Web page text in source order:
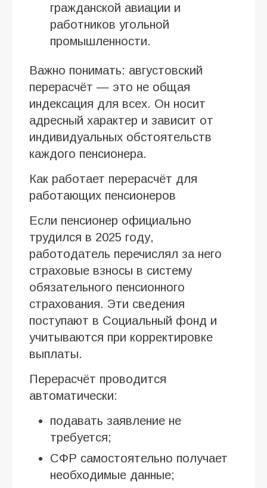
гражданской авиации и
работников угольной
промышленности.
Важно понимать: августовский
перерасчёт — это не общая
индексация для всех. Он носит
адресный характер и зависит от
индивидуальных обстоятельств
каждого пенсионера.
Как работает перерасчёт для
работающих пенсионеров
Если пенсионер официально
трудился в 2025 году,
работодатель перечислял за него
страховые взносы в систему
обязательного пенсионного
страхования. Эти сведения
поступают в Социальный фонд и
учитываются при корректировке
выплаты.
Перерасчёт проводится
автоматически:
подавать заявление не
требуется;
СФР самостоятельно получает
необходимые данные;